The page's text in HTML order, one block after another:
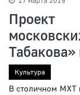
Проект
Табакова»
Культура
В столичном МХТ